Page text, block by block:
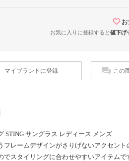
お気に入りに登録すると値下げ
マイブランドに登録 この
STING サングラス レディース メンズ
フレームデザインがさりげないアクセント
でスタイリングに合わせやすいアイテムで